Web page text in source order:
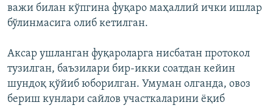
важи билан кўпгина фуқаро маҳаллий ички ишлар
бўлинмасига олиб кетилган.
Аксар ушланган фуқароларга нисбатан протокол
тузилган, баъзилари бир-икки соатдан кейин
шундоқ қўйиб юборилган. Умуман олганда, овоз
бериш кунлари сайлов участкаларини ёқиб